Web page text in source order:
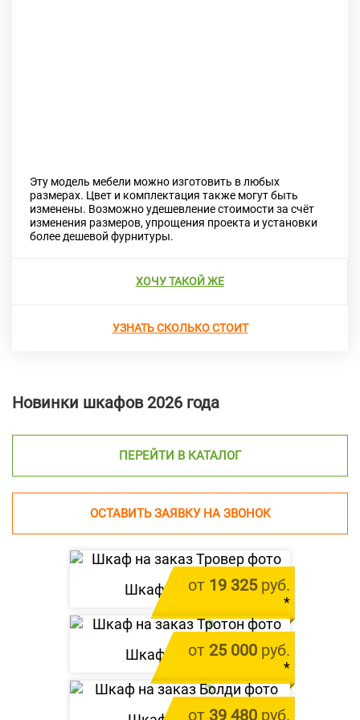
Эту модель мебели можно изготовить в любых
размерах. Цвет и комплектация также могут быть
изменены. Возможно удешевление стоимости за счёт
изменения размеров, упрощения проекта и установки
более дешевой фурнитуры.
ХОЧУ ТАКОЙ ЖЕ
УЗНАТЬ СКОЛЬКО СТОИТ
Новинки шкафов 2026 года
ПЕРЕЙТИ В КАТАЛОГ
ОСТАВИТЬ ЗАЯВКУ НА ЗВОНОК
от 19 325руб.
*
цена за 1 м.п.
Шкаф « Тровер»
от 25 000 руб.
*
цена за 1 м.п.
Шкаф « Тротон»
от 39 480 руб.